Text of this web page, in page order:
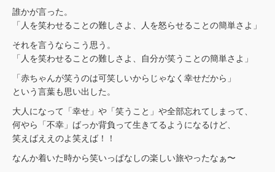
誰かが言った。
「人を笑わせることの難しさよ、人を怒らせることの簡単さよ」
それを言うならこう思う。
「人を笑わせることの難しさよ、自分が笑うことの簡単さよ」
「赤ちゃんが笑うのは可笑しいからじゃなく幸せだから」
という言葉も思い出した。
大人になって「幸せ」や「笑うこと」や全部忘れてしまって、
何やら「不幸」ばっか背負って生きてるようになるけど、
笑えばええのよ笑えば！！
なんか着いた時から笑いっぱなしの楽しい旅やったなぁ〜